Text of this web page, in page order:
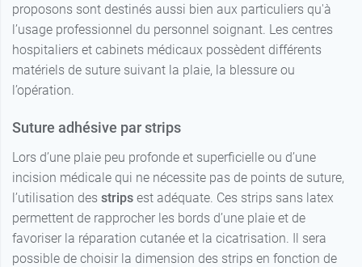
proposons sont destinés aussi bien aux particuliers qu'à
l’usage professionnel du personnel soignant. Les centres
hospitaliers et cabinets médicaux possèdent différents
matériels de suture suivant la plaie, la blessure ou
l’opération.
Suture adhésive par strips
Lors d’une plaie peu profonde et superficielle ou d’une
incision médicale qui ne nécessite pas de points de suture,
l’utilisation des strips est adéquate. Ces strips sans latex
permettent de rapprocher les bords d’une plaie et de
favoriser la réparation cutanée et la cicatrisation. Il sera
possible de choisir la dimension des strips en fonction de